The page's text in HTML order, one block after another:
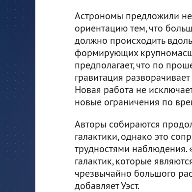
Астрономы предложили
ориентацию тем, что
должно происходить
формирующих
предполагает, что по
гравитация
Новая работа не
новые ограничения по
Авторы собираются
галактики, однако это
трудностями
галактик, которые
чрезвычайно большого
добавляет Уэст.